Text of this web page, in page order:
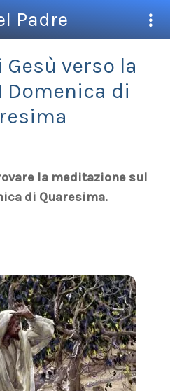
Padre
verso la
Domenica di
la meditazione sul
di Quaresima.